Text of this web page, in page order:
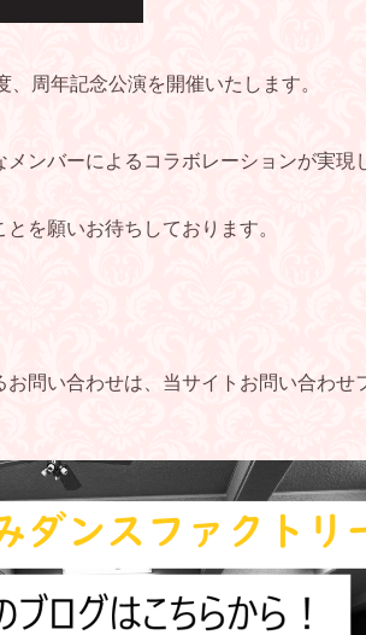
周年記念公演を開催いたします。
ンバーによるコラボレーションが実現
を願いお待ちしております。
問い合わせは、当サイト お問い合わせ